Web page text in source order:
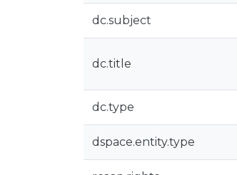
dc.subject
dc.title
dc.type
dspace.entity.type